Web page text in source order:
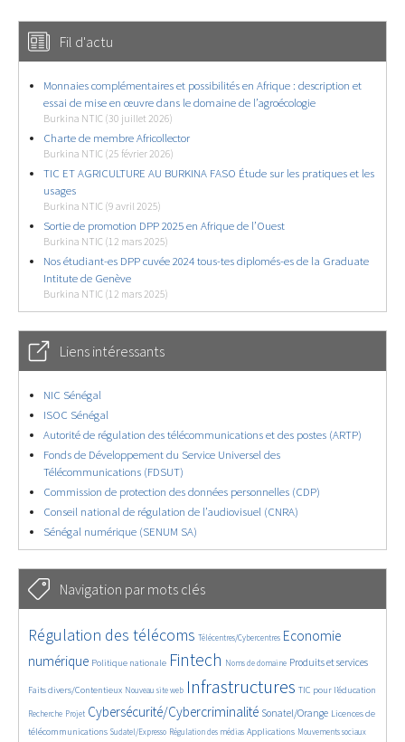
Fil d'actu
Monnaies complémentaires et possibilités en Afrique : description et
essai de mise en œuvre dans le domaine de l’agroécologie
Burkina NTIC (30 juillet 2026)
Charte de membre Africollector
Burkina NTIC (25 février 2026)
TIC ET AGRICULTURE AU BURKINA FASO Étude sur les pratiques et les
usages
Burkina NTIC (9 avril 2025)
Sortie de promotion DPP 2025 en Afrique de l’Ouest
Burkina NTIC (12 mars 2025)
Nos étudiant-es DPP cuvée 2024 tous-tes diplomés-es de la Graduate
Intitute de Genève
Burkina NTIC (12 mars 2025)
Liens intéressants
NIC Sénégal
ISOC Sénégal
Autorité de régulation des télécommunications et des postes (ARTP)
Fonds de Développement du Service Universel des
Télécommunications (FDSUT)
Commission de protection des données personnelles (CDP)
Conseil national de régulation de l’audiovisuel (CNRA)
Sénégal numérique (SENUM SA)
Navigation par mots clés
4661/5717
Régulation des télécoms
369/5717 Télécentres/Cybercentres
3762/5717
Economie
numérique
1866/5717 Politique nationale
5229/5717 Fintech
689/5717 Noms de domaine
2424/5717 Produits et services
1587/5717
Faits divers/Contentieux Nouveau site web Infrastructures TIC pour l’éducation
Recherche
251/5717Projet
3616/5717 Cybersécurité/Cybercriminalité
2345/5717 Sonatel/Orange
1627/5717
Licences de
télécommunications
294/5717 Sudatel/Expresso
1026/5717 Régulation des médias
1535/5717 Applications
1214/5717 Mouvements sociaux
1685/5717